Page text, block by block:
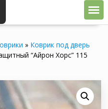
» Коврик под дверь
“Айрон Хорс” 115